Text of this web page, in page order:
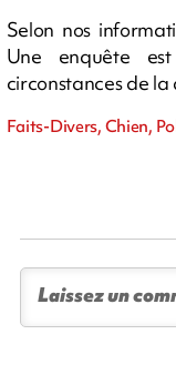
Selon nos
Une enquête
circonstances de
Faits-Divers, Chien,